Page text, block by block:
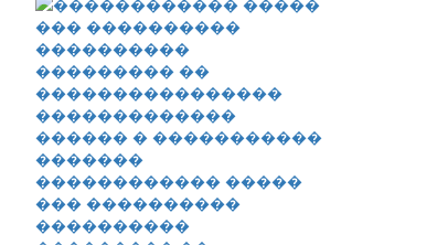
������������ �����
��� ����������
����������